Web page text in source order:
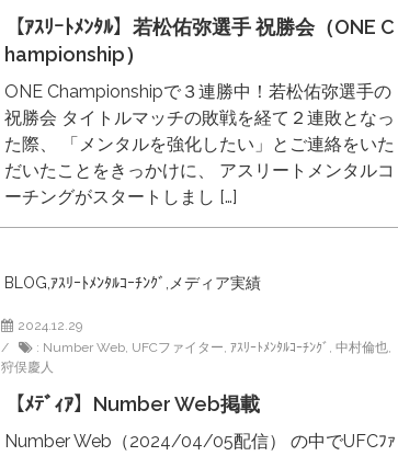
【ｱｽﾘｰﾄﾒﾝﾀﾙ】若松佑弥選手 祝勝会（ONE C
hampionship）
ONE Championshipで３連勝中！若松佑弥選手の
祝勝会 タイトルマッチの敗戦を経て２連敗となっ
た際、 「メンタルを強化したい」とご連絡をいた
だいたことをきっかけに、 アスリートメンタルコ
ーチングがスタートしまし […]
BLOG ｱｽﾘｰﾄﾒﾝﾀﾙｺｰﾁﾝｸﾞ メディア実績
2024.12.29
: Number Web, UFCファイター, ｱｽﾘｰﾄﾒﾝﾀﾙｺｰﾁﾝｸﾞ , 中村倫也,
狩俣慶人
【ﾒﾃﾞｨｱ】Number Web掲載
Number Web（2024/04/05配信） の中でUFCﾌｧ